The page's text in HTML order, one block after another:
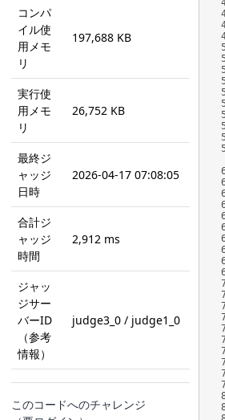
コンパ
イル使
用メモ
リ
197,688 KB
実行使
用メモ
リ
26,752 KB
最終ジ
ャッジ
日時
2026-04-17 07:08:05
合計ジ
ャッジ
時間
2,912 ms
ジャッ
ジサー
バーID
（参考
情報）
judge3_0 / judge1_0
このコードへのチャレンジ